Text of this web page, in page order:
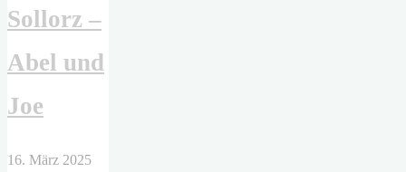
Sollorz –
Abel und
Joe
16. März 2025